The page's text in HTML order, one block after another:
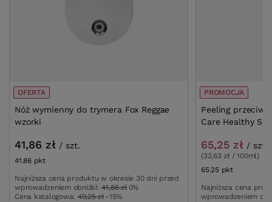
OFERTA
Nóż wymienny do trymera Fox Reggae
wzorki
41,86 zł / szt.
41.86 pktpunktów
Najniższa cena produktu w okresie 30 dni przed
wprowadzeniem obniżki:41,86 zł 0%
Cena katalogowa: 49,25 zł -15%
PROMOCJA
Peeling
Care Healthy
65,25 zł / szt.
(32,63 zł / 100ml)
65.25 pktpunktów
Najniższa cena
wprowadzeniem